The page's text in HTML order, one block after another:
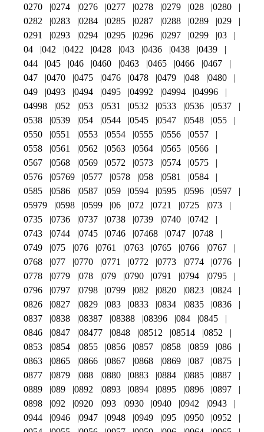
0270 0274 0276 0277 0278 0279 028
0280
0282
0283 0284 0285 0287 0288 0289
029
0291
0293 0294 0295 0296 0297 0299
03
04
042 0422 0428 043 0436 0438
0439
044
045 046 0460 0463 0465 0466
0467
047
0470 0475 0476 0478 0479 048
0480
049
0493 0494 0495 04992 04994
04996
04998
052 053 0531 0532 0533 0536
0537
0538
0539 054 0544 0545 0547 0548
055
0550
0551 0553 0554 0555 0556
0557
0558
0561 0562 0563 0564 0565
0566
0567
0568 0569 0572 0573 0574
0575
0576
05769 0577 0578 058 0581
0584
0585
0586 0587 059 0594 0595 0596
0597
05979
0598 0599 06 072 0721 0725
073
0735
0736 0737 0738 0739 0740
0742
0743
0744 0745 0746 07468 0747
0748
0749
075 076 0761 0763 0765 0766
0767
0768
077 0770 0771 0772 0773 0774
0776
0778
0779 078 079 0790 0791 0794
0795
0796
0797 0798 0799 082 0820 0823
0824
0826
0827 0829 083 0833 0834 0835
0836
0837
0838 08387 08388 08396 084
0845
0846
0847 08477 0848 08512 08514
0852
0853
0854 0855 0856 0857 0858 0859
086
0863
0865 0866 0867 0868 0869 087
0875
0877
0879 088 0880 0883 0884 0885
0887
0889
089 0892 0893 0894 0895 0896
0897
0898
092 0920 093 0930 0940 0942
0943
0944
0946 0947 0948 0949 095 0950
0952